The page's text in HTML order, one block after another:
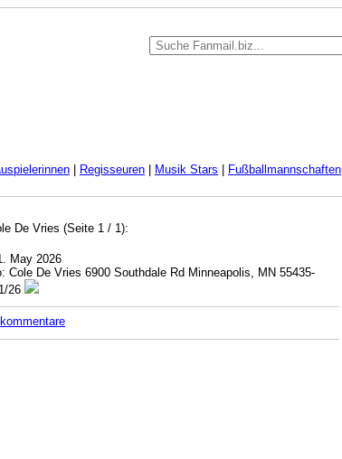
Regisseuren Musik Stars Fußballmannschaften
De Vries (Seite 1 / 1):
May 2026
Cole De Vries 6900 Southdale Rd Minneapolis, MN 55435-
26